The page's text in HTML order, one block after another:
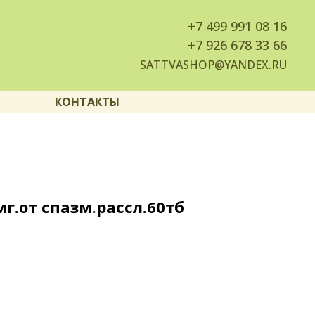
+7 499 991 08 16
+7 926 678 33 66
SATTVASHOP@YANDEX.RU
КОНТАКТЫ
спазм.рассл.60тб